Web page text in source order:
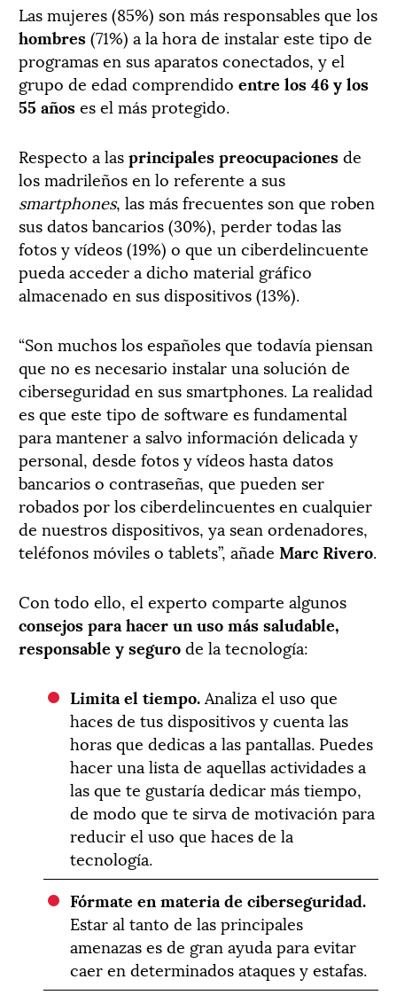
Las mujeres (85%) son más responsables que los
hombres(71%) a la hora de instalar este tipo de
programas en sus aparatos conectados, y el
grupo de edad comprendido entre los 46 y los
55 añoses el más protegido.
Respecto a lasprincipales preocupacionesde
los madrileños en lo referente a sus
smartphones, las más frecuentes son que roben
sus datos bancarios (30%), perder todas las
fotos y vídeos (19%) o que un ciberdelincuente
pueda acceder a dicho material gráfico
almacenado en sus dispositivos (13%).
“Son muchos los españoles que todavía piensan
que no es necesario instalar una solución de
ciberseguridad en sus smartphones. La realidad
es que este tipo de software es fundamental
para mantener a salvo información delicada y
personal, desde fotos y vídeos hasta datos
bancarios o contraseñas, que pueden ser
robados por los ciberdelincuentes en cualquier
de nuestros dispositivos, ya sean ordenadores,
teléfonos móviles o tablets”, añade Marc Rivero.
Con todo ello, el experto comparte algunos
consejos para hacer un uso más saludable,
responsable y segurode la tecnología:
Limita el tiempo.Analiza el uso que
haces de tus dispositivos y cuenta las
horas que dedicas a las pantallas. Puedes
hacer una lista de aquellas actividades a
las que te gustaría dedicar más tiempo,
de modo que te sirva de motivación para
reducir el uso que haces de la
tecnología.
Fórmate en materia de ciberseguridad.
Estar al tanto de las principales
amenazas es de gran ayuda para evitar
caer en determinados ataques y estafas.